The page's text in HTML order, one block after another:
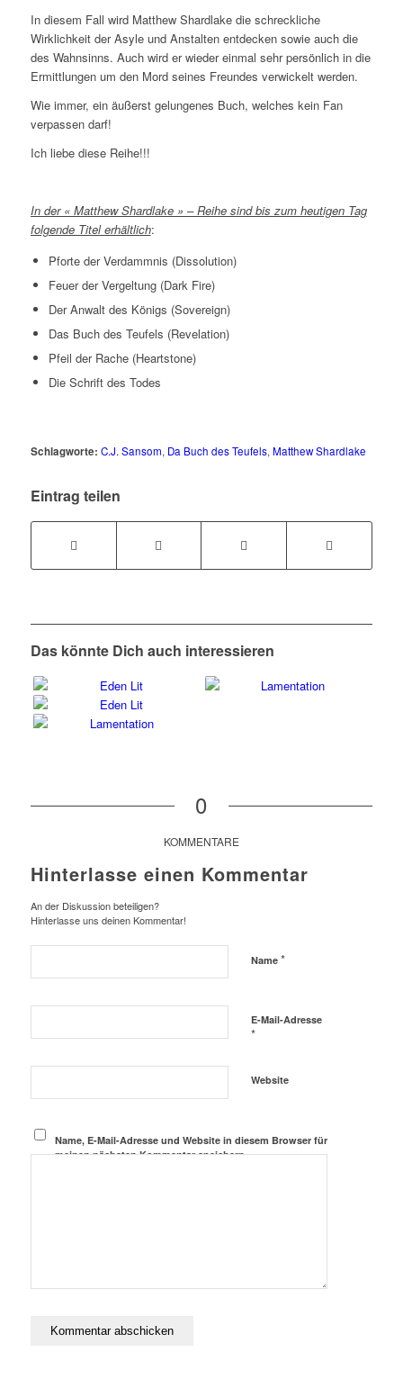
In diesem Fall wird Matthew Shardlake die schreckliche
Wirklichkeit der Asyle und Anstalten entdecken sowie auch die
des Wahnsinns. Auch wird er wieder einmal sehr persönlich in die
Ermittlungen um den Mord seines Freundes verwickelt werden.
Wie immer, ein äußerst gelungenes Buch, welches kein Fan
verpassen darf!
Ich liebe diese Reihe!!!
In der « Matthew Shardlake » – Reihe sind bis zum heutigen Tag
folgende Titel erhältlich:
Pforte der Verdammnis (Dissolution)
Feuer der Vergeltung (Dark Fire)
Der Anwalt des Königs (Sovereign)
Das Buch des Teufels (Revelation)
Pfeil der Rache (Heartstone)
Die Schrift des Todes
Schlagworte: C.J. Sansom, Da Buch des Teufels, Matthew Shardlake
Eintrag teilen
Das könnte Dich auch interessieren
0
KOMMENTARE
Hinterlasse einen Kommentar
An der Diskussion beteiligen?
Hinterlasse uns deinen Kommentar!
Name *
E-Mail-Adresse
*
Website
Name, E-Mail-Adresse und Website in diesem Browser für
meinen nächsten Kommentar speichern.